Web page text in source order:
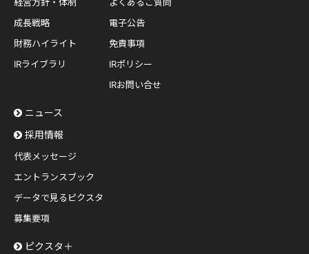
経営方針・体制
成長戦略
財務ハイライト
IRライブラリ
よくあるご質問
電子公告
免責事項
IRポリシー
IRお問い合せ
ニュース
採用情報
代表メッセージ
エントランスブック
データで見るピクスタ
募集要項
ピクスタ＋